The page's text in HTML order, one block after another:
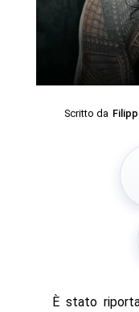
Scritto da
È stato